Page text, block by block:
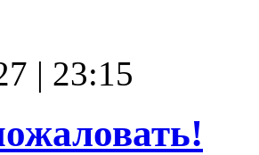
| 23:15